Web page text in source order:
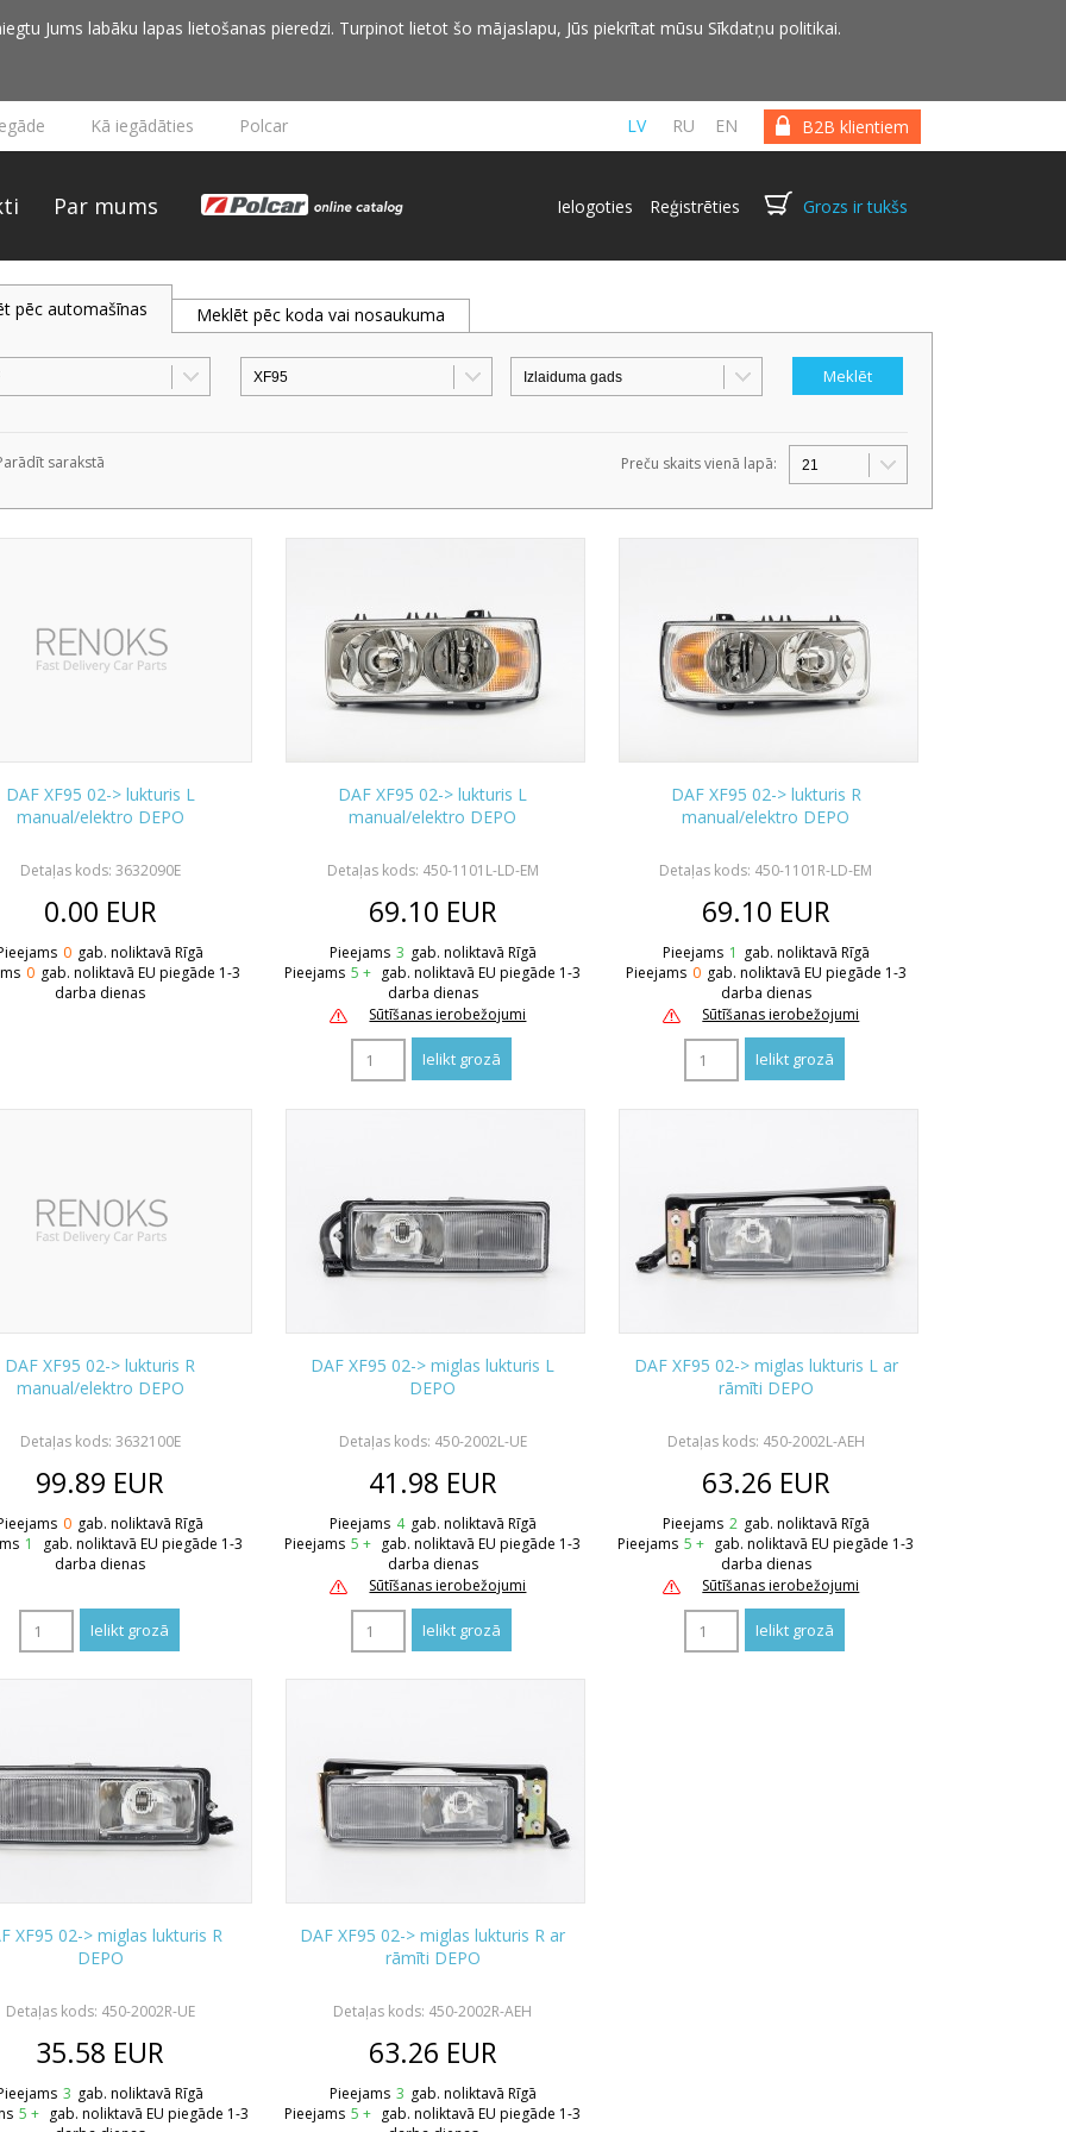
Jums labāku lapas lietošanas pieredzi. Turpinot lietot šo mājaslapu, Jūs piekrītat mūsu Sīkdatņu politikai.
B2B klientiem
LV RU EN
Kā iegādāties Polcar
Par mums Ielogoties Reģistrēties Grozs ir tukšs
pēc automašīnas Meklēt pēc koda vai nosaukuma
sarakstā Preču skaits vienā lapā:
DAF XF95 02-> lukturis L
manual/elektro DEPO
Detaļas kods: 3632090E
0.00 EUR
0 gab. noliktavā Rīgā
0 gab. noliktavā EU piegāde 1-3
darba dienas
DAF XF95 02-> lukturis L
manual/elektro DEPO
Detaļas kods: 450-1101L-LD-EM
69.10 EUR
Pieejams 3 gab. noliktavā Rīgā
Pieejams 5 + gab. noliktavā EU piegāde 1-3
darba dienas
Sūtīšanas ierobežojumi
DAF XF95 02-> lukturis R
manual/elektro DEPO
Detaļas kods: 450-1101R-LD-EM
69.10 EUR
Pieejams 1 gab. noliktavā Rīgā
Pieejams 0 gab. noliktavā EU piegāde 1-3
darba dienas
Sūtīšanas ierobežojumi
DAF XF95 02-> lukturis R
manual/elektro DEPO
Detaļas kods: 3632100E
99.89 EUR
0 gab. noliktavā Rīgā
1
gab. noliktavā EU piegāde 1-3
darba dienas
DAF XF95 02-> miglas lukturis L
DEPO
Detaļas kods: 450-2002L-UE
41.98 EUR
Pieejams 4 gab. noliktavā Rīgā
Pieejams 5 + gab. noliktavā EU piegāde 1-3
darba dienas
Sūtīšanas ierobežojumi
DAF XF95 02-> miglas lukturis L ar
rāmīti DEPO
Detaļas kods: 450-2002L-AEH
63.26 EUR
Pieejams 2 gab. noliktavā Rīgā
Pieejams 5 + gab. noliktavā EU piegāde 1-3
darba dienas
Sūtīšanas ierobežojumi
XF95 02-> miglas lukturis R
DEPO
Detaļas kods: 450-2002R-UE
35.58 EUR
3 gab. noliktavā Rīgā
5 + gab. noliktavā EU piegāde 1-3
DAF XF95 02-> miglas lukturis R ar
rāmīti DEPO
Detaļas kods: 450-2002R-AEH
63.26 EUR
Pieejams 3 gab. noliktavā Rīgā
Pieejams 5 + gab. noliktavā EU piegāde 1-3